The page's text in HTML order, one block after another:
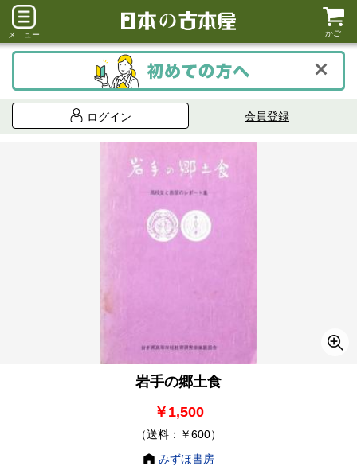
メニュー かご
ログイン 会員登録
岩手の郷土食
￥1,500
（送料：￥600）
みずほ書房